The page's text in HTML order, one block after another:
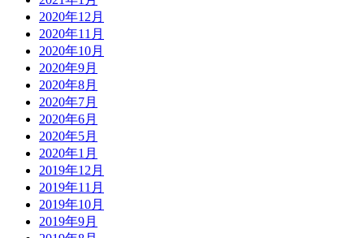
2020年12月
2020年11月
2020年10月
2020年9月
2020年8月
2020年7月
2020年6月
2020年5月
2020年1月
2019年12月
2019年11月
2019年10月
2019年9月